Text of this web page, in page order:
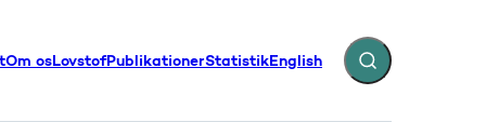
Om osLovstofPublikationerStatistikEnglish Fold søgefelt ud